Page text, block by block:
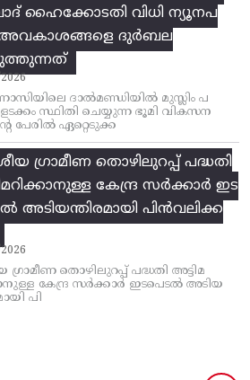
ഹൈക്കോടതി വിധി ന്യൂനപ
ദുർബല
ദാൽമണ്ഡിയിൽ മുസ്ലിം പ
സ്ഥിതി ചെയ്യുന്ന ഭൂമി വികസന
പേരിൽ ഏറ്റെടുക്ക
ഗ്രാമീണ തൊഴിലുറപ്പ്‌ പദ്ധതി
കേന്ദ്ര സര്‍ക്കാര്‍ ഇട
അടിയന്തിരമായി പിന്‍വലിക്ക
ഗ്രാമീണ തൊഴിലുറപ്പ്‌ പദ്ധതി അട്ടിമ
കേന്ദ്ര സര്‍ക്കാര്‍ ഇടപെടല്‍ അടിയ
പി